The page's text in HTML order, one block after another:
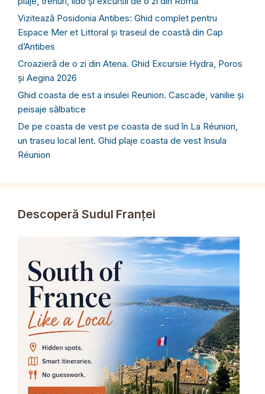
Vizitează Posidonia Antibes: Ghid complet pentru
Espace Mer et Littoral și traseul de coastă din Cap
d’Antibes
Croazieră de o zi din Atena. Ghid Excursie Hydra, Poros
și Aegina 2026
Ghid coasta de est a insulei Reunion. Cascade, vanilie și
peisaje sălbatice
De pe coasta de vest pe coasta de sud în La Réunion,
un traseu local lent. Ghid plaje coasta de vest Insula
Réunion
Descoperă Sudul Franței